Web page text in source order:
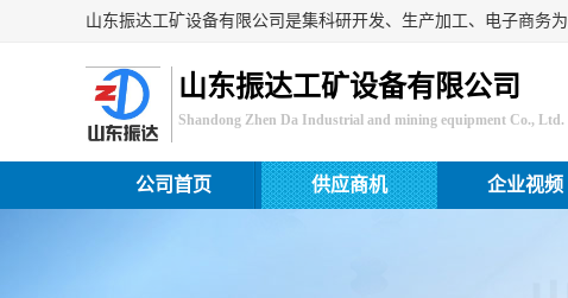
山东振达工矿设备有限公司
Shandong Zhen Da Industrial and mining equipment Co., Ltd.
公司首页 供应商机 企业视频